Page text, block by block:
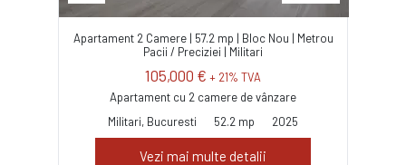
Apartament 2 Camere | 57.2 mp | Bloc Nou | Metrou
Pacii / Preciziei | Militari
105,000 € + 21% TVA
Apartament cu 2 camere de vânzare
Militari, Bucuresti
52.2 mp 2025
Vezi mai multe detalii